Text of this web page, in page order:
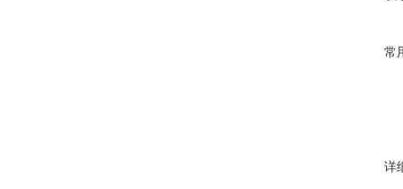
常
详